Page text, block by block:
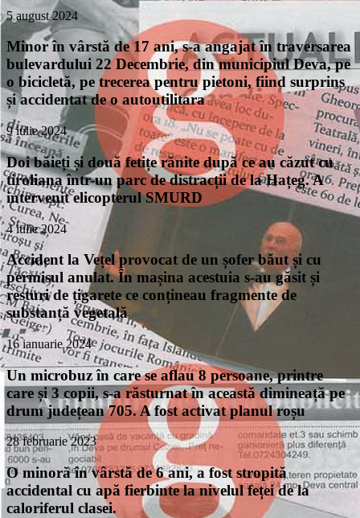
5 august 2024
Minor în vârstă de 17 ani, s-a angajat în traversarea
bulevardului 22 Decembrie, din municipiul Deva, pe
o bicicletă, pe trecerea pentru pietoni, fiind surprins
și accidentat de o autoutilitara
9 iulie 2024
Doi băieți și două fetițe rănite după ce au căzut cu
tiroliana într-un parc de distracții de la Hațeg. A
intervenit elicopterul SMURD
4 iulie 2024
Accident la Vețel provocat de un șofer băut și cu
permisul anulat. În mașina acestuia s-au găsit și
resturi de țigarete ce conțineau fragmente de
substanță vegetală
16 ianuarie 2024
Un microbuz în care se aflau 8 persoane, printre
care și 3 copii, s-a răsturnat în această dimineață pe
drum județean 705. A fost activat planul roșu
28 februarie 2023
O minoră în vârstă de 6 ani, a fost stropită
accidental cu apă fierbinte la nivelul feței de la
caloriferul clasei.